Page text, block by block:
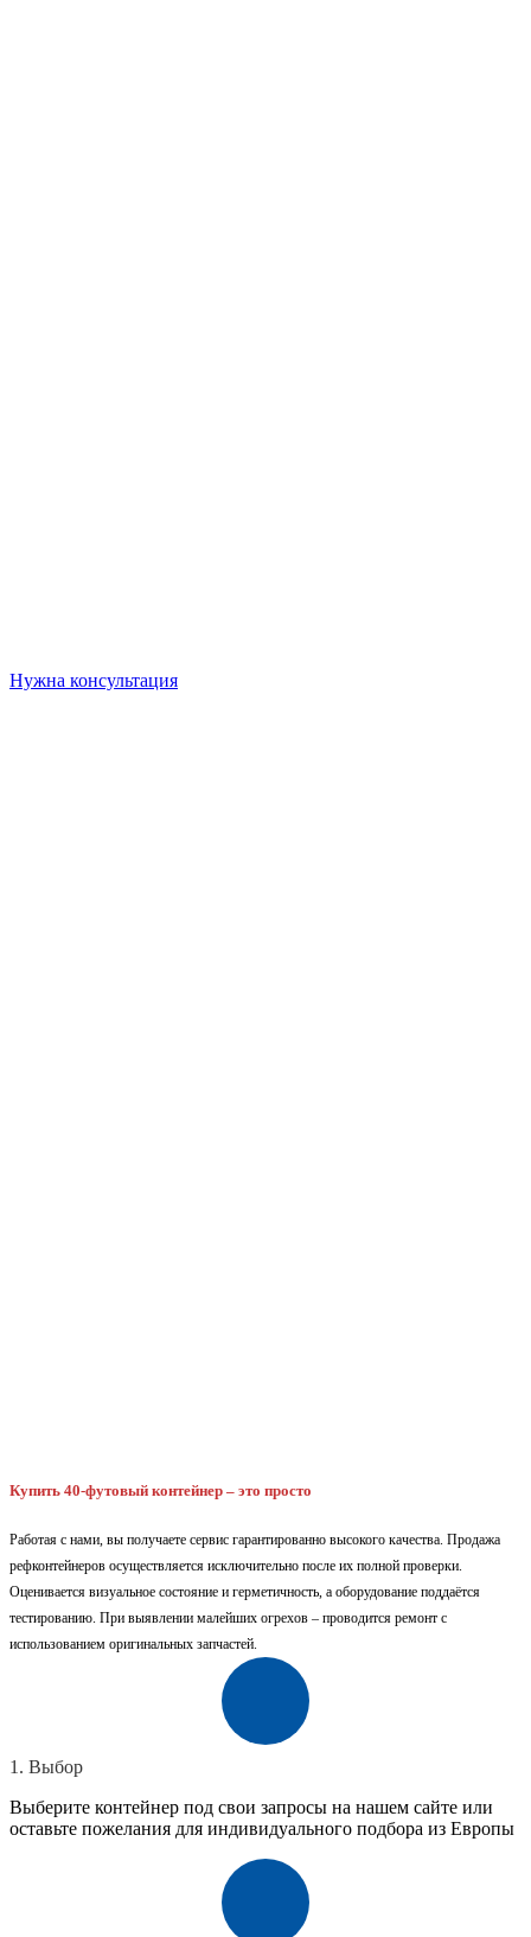
Нужна консультация
Купить 40-футовый контейнер – это просто
Работая с нами, вы получаете сервис гарантированно высокого качества. Продажа
рефконтейнеров осуществляется исключительно после их полной проверки.
Оценивается визуальное состояние и герметичность, а оборудование поддаётся
тестированию. При выявлении малейших огрехов – проводится ремонт с
использованием оригинальных запчастей.
1. Выбор
Выберите контейнер под свои запросы на нашем сайте или
оставьте пожелания для индивидуального подбора из Европы